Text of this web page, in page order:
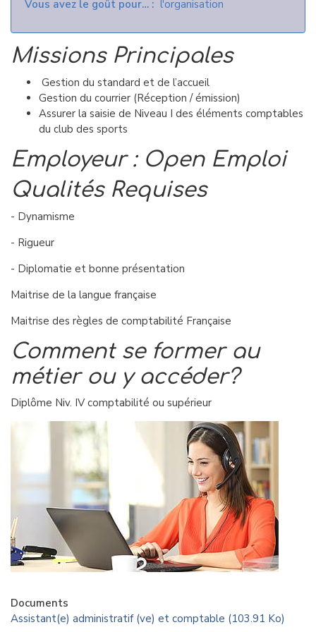
Vous avez le goût pour…
l'organisation
Missions Principales
Gestion du standard et de l’accueil
Gestion du courrier (Réception / émission)
Assurer la saisie de Niveau I des éléments comptables
du club des sports
​Employeur : Open Emploi
Qualités Requises
- Dynamisme
- Rigueur
- Diplomatie et bonne présentation
Maitrise de la langue française
Maitrise des règles de comptabilité Française
Comment se former au
métier ou y accéder?
Diplôme Niv. IV comptabilité ou supérieur
Documents
Assistant(e) administratif (ve) et comptable (103.91 Ko)